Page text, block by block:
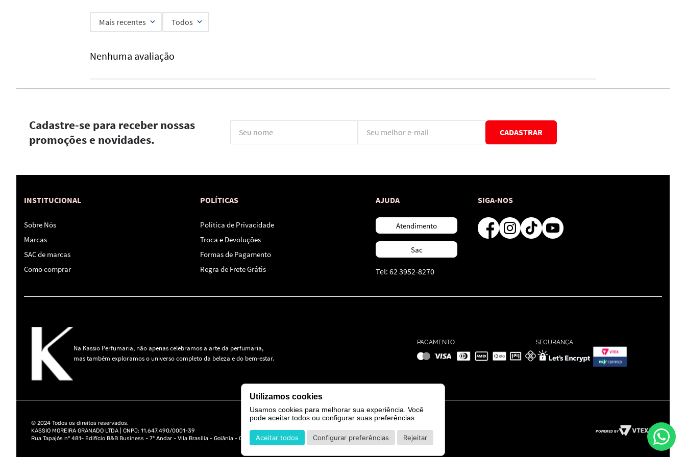
Mais recentes Todos
Nenhuma avaliação
Cadastre-se para receber nossas
promoções e novidades.
CADASTRAR
INSTITUCIONAL
Sobre Nós
Marcas
SAC de marcas
Como comprar
POLÍTICAS
Política de Privacidade
Troca e Devoluções
Formas de Pagamento
Regra de Frete Grátis
AJUDA
Atendimento
Sac
Tel: 62 3952-8270
SIGA-NOS
Na Kassio Perfumaria, não apenas celebramos a arte da perfumaria,
mas também exploramos o universo completo da beleza e do bem-estar.
PAGAMENTO SEGURANÇA
© 2024 Todos os direitos reservados.
KASSIO MOREIRA GRANADO LTDA | CNPJ: 11.647.490/0001-39
Rua Tapajós n° 481- Edifício B&B Business - 7° Andar - Vila Brasília - Goiânia - GO
POWERED BY
Utilizamos cookies
Usamos cookies para melhorar sua experiência. Você
pode aceitar todos ou configurar suas preferências.
Aceitar todos Configurar preferências Rejeitar